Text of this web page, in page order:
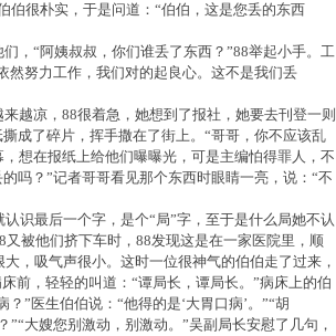
伯很朴实，于是问道：“伯伯，这是您丢的东西
，“阿姨叔叔，你们谁丢了东西？”88举起小手。工
然努力工作，我们对的起良心。这不是我们丢
越凉，88很着急，她想到了报社，她要去刊登一则
成了碎片，挥手撒在了街上。“哥哥，你不应该乱
想在报纸上给他们曝曝光，可是主编怕得罪人，不
吗？”记者哥哥看见那个东西时眼睛一亮，说：“不
识最后一个字，是个“局”字，至于是什么局她不认
被他们挤下车时，88发现这是在一家医院里，顺
，吸气声很小。这时一位很神气的伯伯走了过来，
前，轻轻的叫道：“谭局长，谭局长。”病床上的伯
”医生伯伯说：“他得的是‘大胃口病’。”“胡
大嫂您别激动，别激动。”吴副局长安慰了几句，